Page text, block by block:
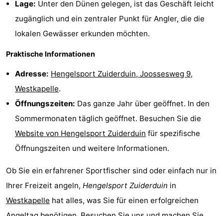
Medizin
Adressen
Region
Schouwen-
Duiveland
-
Renesse
Brouwershaven
Bruinisse
-
Zierikzee
-
Lage: Unter den Dünen gelegen, ist das Geschäft leicht
zugänglich und ein zentraler Punkt für Angler, die die
lokalen Gewässer erkunden möchten.
Praktische Informationen
Adresse: Hengelsport Zuiderduin, Joossesweg 9,
Westkapelle.
Öffnungszeiten: Das ganze Jahr über geöffnet. In den
Sommermonaten täglich geöffnet. Besuchen Sie die
Website von Hengelsport Zuiderduin für spezifische
Öffnungszeiten und weitere Informationen.
Ob Sie ein erfahrener Sportfischer sind oder einfach nur in
Ihrer Freizeit angeln, Hengelsport Zuiderduin in
Westkapelle hat alles, was Sie für einen erfolgreichen